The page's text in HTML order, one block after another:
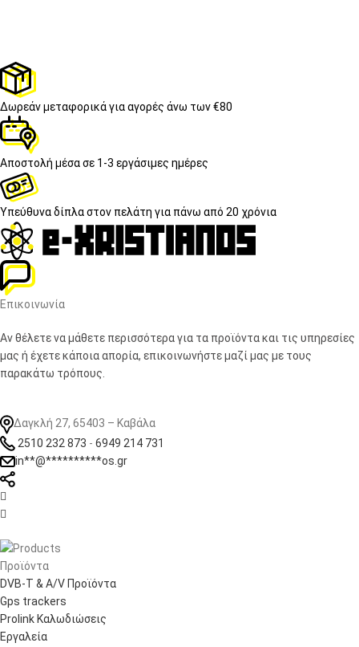
Δωρεάν μεταφορικάγια αγορές άνω των €80
Αποστολή μέσα σε 1-3 εργάσιμες ημέρες
Υπεύθυνα δίπλα στον πελάτη για πάνω από 20 χρόνια
Επικοινωνία
Αν θέλετε να μάθετε περισσότερα για τα προϊόντα και τις υπηρεσίες
μας ή έχετε κάποια απορία, επικοινωνήστε μαζί μας με τους
παρακάτω τρόπους.
Δαγκλή 27, 65403 – Καβάλα
2510 232 873 - 6949 214 731
in**@**********os.gr


Προϊόντα
DVB-T & A/V Προϊόντα
Gps trackers
Prolink Καλωδιώσεις
Εργαλεία